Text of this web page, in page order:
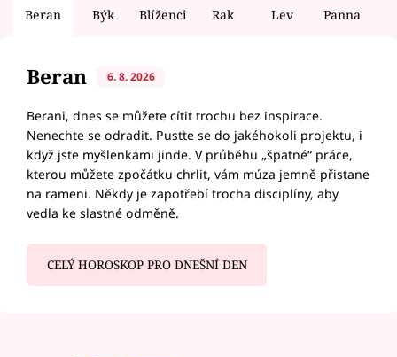
Beran Býk Blíženci Rak Lev Panna
Beran 6. 8. 2026
Berani, dnes se můžete cítit trochu bez inspirace.
Nenechte se odradit. Pusťte se do jakéhokoli projektu, i
když jste myšlenkami jinde. V průběhu „špatné“ práce,
kterou můžete zpočátku chrlit, vám múza jemně přistane
na rameni. Někdy je zapotřebí trocha disciplíny, aby
vedla ke slastné odměně.
CELÝ HOROSKOP PRO DNEŠNÍ DEN